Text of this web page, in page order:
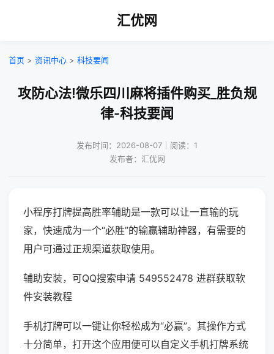
汇优网
首页 > 资讯中心 > 科技要闻
攻防心法!微乐四川麻将插件购买_胜负规
律-科技要闻
发布时间：2026-08-07｜阅读：1
发布者：汇优网
小程序打牌提高胜率辅助是一款可以让一直输的玩
家，快速成为一个“必胜”的输赢辅助神器，有需要的
用户可通过正规渠道获取使用。
辅助安装，可QQ搜索申请 549552478 进群获取软
件安装教程
手机打牌可以一键让你轻松成为“必赢”。其操作方式
十分简单，打开这个应用便可以自定义手机打牌系统